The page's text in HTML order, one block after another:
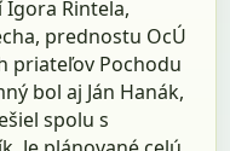
Rintela,
prednostu OcÚ
priateľov Pochodu
bol aj Ján Hanák,
spolu s